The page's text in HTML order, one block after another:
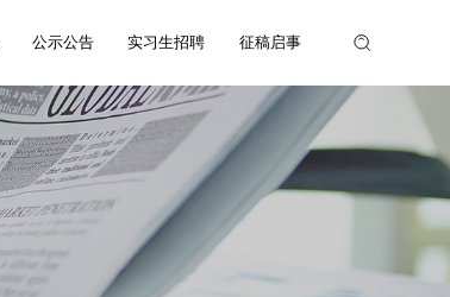
公示公告 实习生招聘 征稿启事